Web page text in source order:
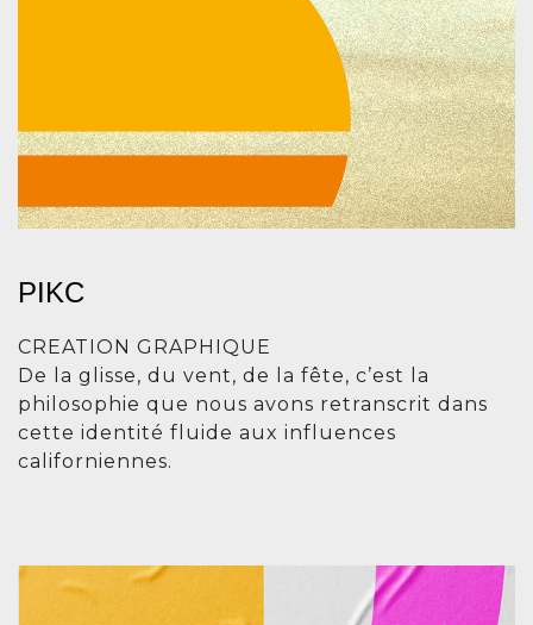
PIKC
CREATION GRAPHIQUE
De la glisse, du vent, de la fête, c’est la
philosophie que nous avons retranscrit dans
cette identité fluide aux influences
californiennes.